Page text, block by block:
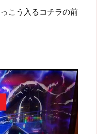
こう入るコチラの前